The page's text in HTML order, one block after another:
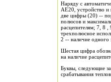
Наряду с
АЕ20, устройство и
две цифры (20) --
полюсов и
расцепителям; 7, 8
трехполюсное
2 -- наличие
Шестая цифра
на наличие
Буквы, следующие
срабатывания